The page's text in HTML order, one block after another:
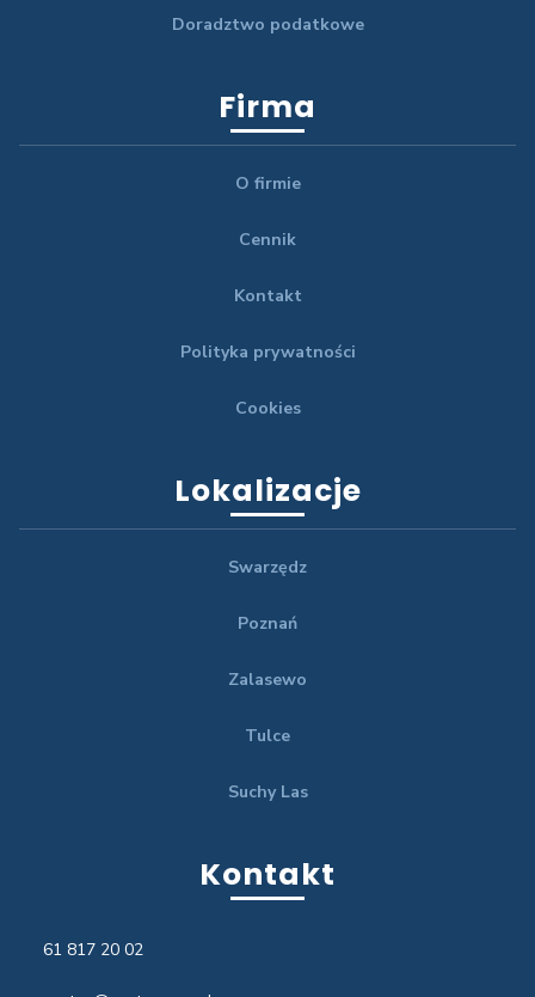
Doradztwo podatkowe
Firma
O firmie
Cennik
Kontakt
Polityka prywatności
Cookies
Lokalizacje
Swarzędz
Poznań
Zalasewo
Tulce
Suchy Las
Kontakt
61 817 20 02